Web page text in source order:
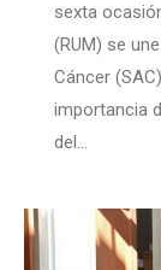
sexta
(RUM) se
Cáncer
importancia
del…